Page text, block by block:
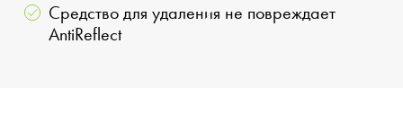
Средство для удаления не повреждает
AntiReflect